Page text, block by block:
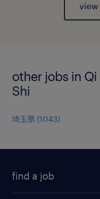
other jobs in Qi
Shi
埼玉県 (1043)
find a job